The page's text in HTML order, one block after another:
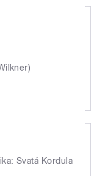
Svatá Kordula